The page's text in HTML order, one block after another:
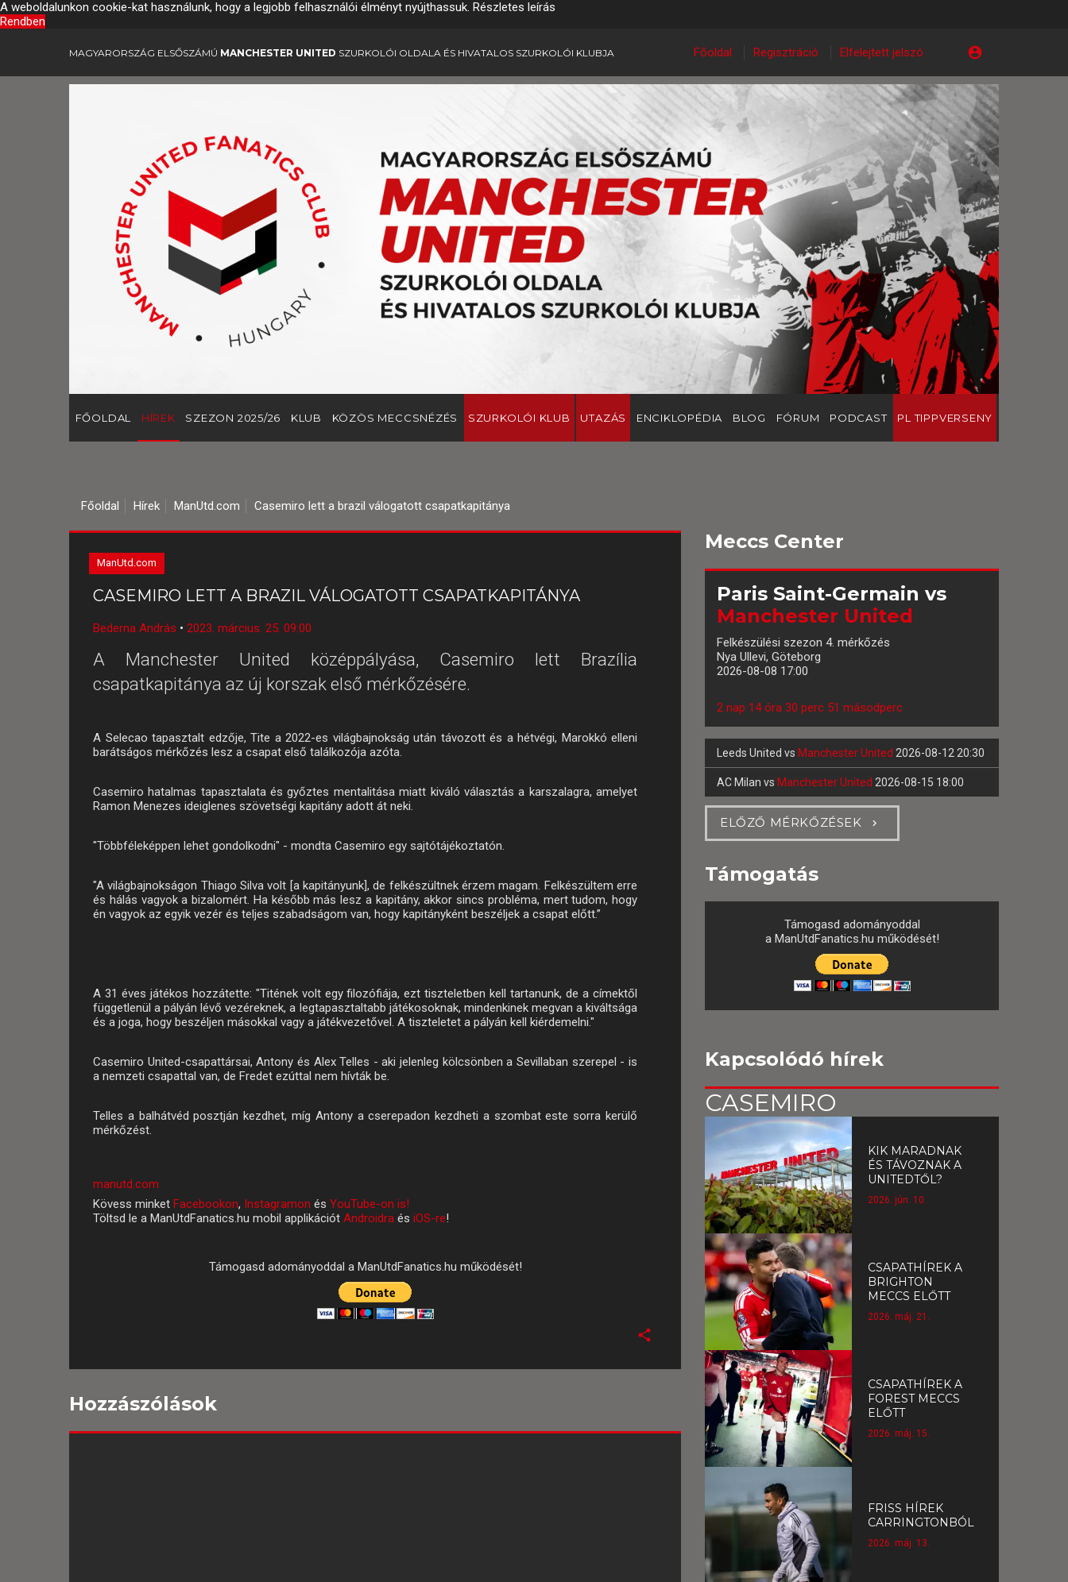
A weboldalunkon cookie-kat használunk, hogy a legjobb felhasználói élményt nyújthassuk. Részletes leírás
Rendben
MAGYARORSZÁG ELSŐSZÁMÚ MANCHESTER UNITED SZURKOLÓI OLDALA ÉS HIVATALOS SZURKOLÓI KLUBJA Főoldal Regisztráció Elfelejtett jelszó
FŐOLDAL HÍREK SZEZON 2025/26 KLUB KÖZÖS MECCSNÉZÉS SZURKOLÓI KLUB UTAZÁS ENCIKLOPÉDIA BLOG FÓRUM PODCAST PL TIPPVERSENY
Főoldal Hírek ManUtd.com Casemiro lett a brazil válogatott csapatkapitánya
ManUtd.com
CASEMIRO LETT A BRAZIL VÁLOGATOTT CSAPATKAPITÁNYA
Bederna András • 2023. március. 25. 09:00
A Manchester United középpályása, Casemiro lett Brazília
csapatkapitánya az új korszak első mérkőzésére.
A Selecao tapasztalt edzője, Tite a 2022-es világbajnokság után távozott és a hétvégi, Marokkó elleni
barátságos mérkőzés lesz a csapat első találkozója azóta.
Casemiro hatalmas tapasztalata és győztes mentalitása miatt kiváló választás a karszalagra, amelyet
Ramon Menezes ideiglenes szövetségi kapitány adott át neki.
"Többféleképpen lehet gondolkodni" - mondta Casemiro egy sajtótájékoztatón.
"A világbajnokságon Thiago Silva volt [a kapitányunk], de felkészültnek érzem magam. Felkészültem erre
és hálás vagyok a bizalomért. Ha később más lesz a kapitány, akkor sincs probléma, mert tudom, hogy
én vagyok az egyik vezér és teljes szabadságom van, hogy kapitányként beszéljek a csapat előtt.”
A 31 éves játékos hozzátette: "Titének volt egy filozófiája, ezt tiszteletben kell tartanunk, de a címektől
függetlenül a pályán lévő vezéreknek, a legtapasztaltabb játékosoknak, mindenkinek megvan a kiváltsága
és a joga, hogy beszéljen másokkal vagy a játékvezetővel. A tiszteletet a pályán kell kiérdemelni."
Casemiro United-csapattársai, Antony és Alex Telles - aki jelenleg kölcsönben a Sevillaban szerepel - is
a nemzeti csapattal van, de Fredet ezúttal nem hívták be.
Telles a balhátvéd posztján kezdhet, míg Antony a cserepadon kezdheti a szombat este sorra kerülő
mérkőzést.
manutd.com
Kövess minket Facebookon, Instagramon és YouTube-on is!
Töltsd le a ManUtdFanatics.hu mobil applikációt Androidra és iOS-re!
Támogasd adományoddal a ManUtdFanatics.hu működését!
Hozzászólások
Meccs Center
Paris Saint-Germain vs
Manchester United
Felkészülési szezon 4. mérkőzés
Nya Ullevi, Göteborg
2026-08-08 17:00
2 nap 14 óra 30 perc 50 másodperc
Leeds United vs Manchester United 2026-08-12 20:30
AC Milan vs Manchester United 2026-08-15 18:00
ELŐZŐ MÉRKŐZÉSEK
Támogatás
Támogasd adományoddal
a ManUtdFanatics.hu működését!
Kapcsolódó hírek
CASEMIRO
KIK MARADNAK
ÉS TÁVOZNAK A
UNITEDTŐL?
2026. jún. 10.
CSAPATHÍREK A
BRIGHTON
MECCS ELŐTT
2026. máj. 21.
CSAPATHÍREK A
FOREST MECCS
ELŐTT
2026. máj. 15.
FRISS HÍREK
CARRINGTONBÓL
2026. máj. 13.